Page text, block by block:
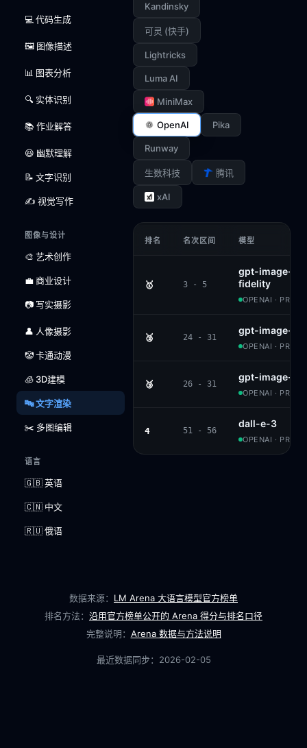
💻 代码生成
🖼️ 图像描述
📊 图表分析
🔍 实体识别
📚 作业解答
😆 幽默理解
📝 文字识别
✍️ 视觉写作
图像与设计
🎨 艺术创作
💼 商业设计
📷 写实摄影
👤 人像摄影
🤡 卡通动漫
🧊 3D建模
🔤 文字渲染
✂️ 多图编辑
语言
🇬🇧 英语
🇨🇳 中文
🇷🇺 俄语
Kandinsky
可灵 (快手)
Lightricks
Luma AI
MiniMax
OpenAI Pika
Runway
生数科技 腾讯
xAI
排名 名次区间 模型
🥇 3 - 5
gpt-image-
fidelity
OPENAI ·
🥈 24 - 31
gpt-image-1
OPENAI ·
🥉 26 - 31
gpt-image-1-
OPENAI ·
4 51 - 56
dall-e-3
OPENAI ·
数据来源： LM Arena 大语言模型官方榜单
排名方法： 沿用官方榜单公开的 Arena 得分与排名口径
完整说明： Arena 数据与方法说明
最近数据同步： 2026-02-05